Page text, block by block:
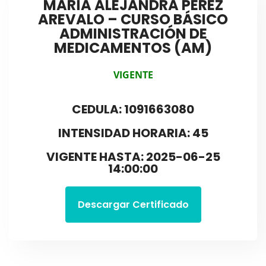
MARÍA ALEJANDRA PEREZ
AREVALO – CURSO BÁSICO
ADMINISTRACIÓN DE
MEDICAMENTOS (AM)
VIGENTE
CEDULA: 1091663080
INTENSIDAD HORARIA: 45
VIGENTE HASTA: 2025-06-25
14:00:00
Descargar Certificado